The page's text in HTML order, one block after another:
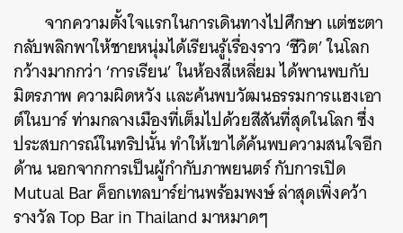
จากความตั้งใจแรกในการเดินทางไปศึกษา แต่ชะตา
กลับพลิกพาให้ชายหนุ่มได้เรียนรู้เรื่องราว ‘ชีวิต’ ในโลก
กว้างมากกว่า ‘การเรียน’ ในห้องสี่เหลี่ยม ได้พานพบกับ
มิตรภาพ ความผิดหวัง และค้นพบวัฒนธรรมการแฮงเอา
ต์ในบาร์ ท่ามกลางเมืองที่เต็มไปด้วยสีสันที่สุดในโลก ซึ่ง
ประสบการณ์ในทริปนั้น ทำให้เขาได้ค้นพบความสนใจอีก
ด้าน นอกจากการเป็นผู้กำกับภาพยนตร์ กับการเปิด
Mutual Bar ค็อกเทลบาร์ย่านพร้อมพงษ์ ล่าสุดเพิ่งคว้า
รางวัล Top Bar in Thailand มาหมาดๆ